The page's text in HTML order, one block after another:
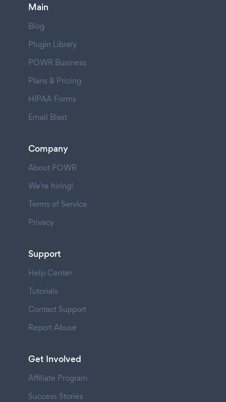
Main
Blog
Plugin Library
POWR Business
Plans & Pricing
HIPAA Forms
Email Blast
Company
About POWR
We're hiring!
Terms of Service
Privacy
Support
Help Center
Tutorials
Contact Support
Report Abuse
Get Involved
Affiliate Program
Success Stories